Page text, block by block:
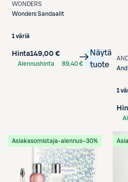
WONDERS
WondersSandaalit
1 väriä
Hinta149,00 €
Alennushinta
89,40 €
Näytä
tuote
1
Asiakasomistaja-alennus−30%